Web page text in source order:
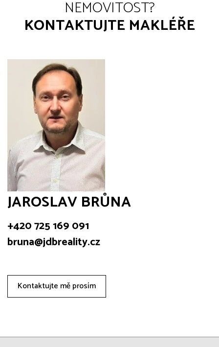
NEMOVITOST?
KONTAKTUJTE MAKLÉŘE
JAROSLAV BRŮNA
+420 725 169 091
bruna@jdbreality.cz
Kontaktujte mě prosím